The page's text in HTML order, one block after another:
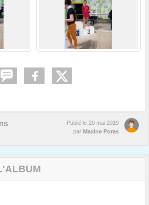
Publié le 20 mai 2019
par Maxine Poras